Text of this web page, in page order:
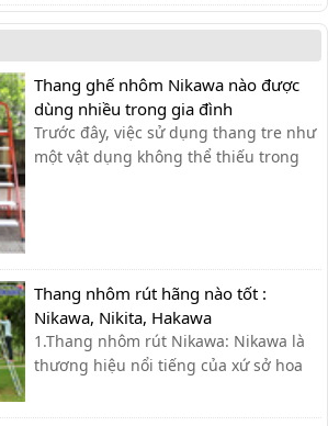
các vật dụng trên cao rất dễ hút nhiều
bụi bẩn từ bên...
Thang ghế nhôm Nikawa nào được
dùng nhiều trong gia đình
Trước đây, việc sử dụng thang tre như
một vật dụng không thể thiếu trong
gọn, tiện ích, độ an toàn đạt tiêu ...
Thang nhôm rút hãng nào tốt :
Nikawa, Nikita, Hakawa
1.Thang nhôm rút Nikawa: Nikawa là
thương hiệu nổi tiếng của xứ sở hoa
và tiên tiến bậc nhất từ Nhật Bản.